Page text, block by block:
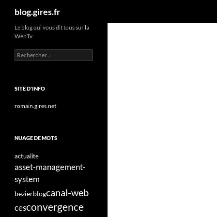
Aller
contenu
blog.gires.fr
Le blog qui vous dit tous sur la
WebTv
Rechercher :
SITE D'INFO
romain.gires.net
NUAGE DE MOTS
actualite
asset-management-
system
bezierblogcanal-web
cesconvergence